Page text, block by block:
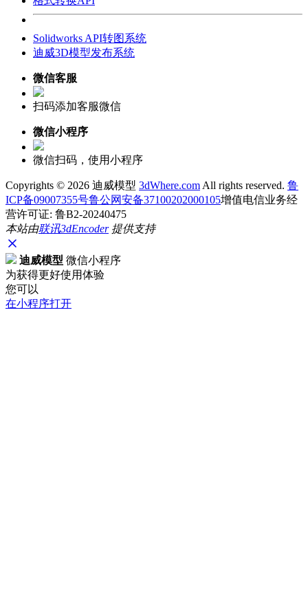
Solidworks API转图系统
迪威3D模型发布系统
微信客服
扫码添加客服微信
微信小程序
微信扫码，使用小程序
Copyrights © 2026 迪威模型 3dWhere.com All rights reserved. 鲁
ICP备09007355号鲁公网安备37100202000105增值电信业务经
营许可证: 鲁B2-20240475
本站由联讯3dEncoder提供支持
迪威模型 微信小程序
为获得更好使用体验
您可以
在小程序打开